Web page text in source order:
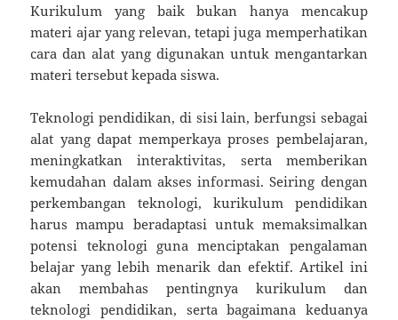
Kurikulum yang baik bukan hanya mencakup
materi ajar yang relevan, tetapi juga memperhatikan
cara dan alat yang digunakan untuk mengantarkan
materi tersebut kepada siswa.
Teknologi pendidikan, di sisi lain, berfungsi sebagai
alat yang dapat memperkaya proses pembelajaran,
meningkatkan interaktivitas, serta memberikan
kemudahan dalam akses informasi. Seiring dengan
perkembangan teknologi, kurikulum pendidikan
harus mampu beradaptasi untuk memaksimalkan
potensi teknologi guna menciptakan pengalaman
belajar yang lebih menarik dan efektif. Artikel ini
akan membahas pentingnya kurikulum dan
teknologi pendidikan, serta bagaimana keduanya